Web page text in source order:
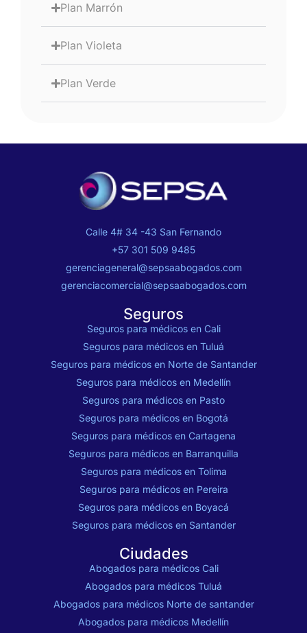
Plan Marrón
Plan Violeta
Plan Verde
Calle 4# 34 -43 San Fernando
+57 301 509 9485
gerenciageneral@sepsaabogados.com
gerenciacomercial@sepsaabogados.com
Seguros
Seguros para médicos en Cali
Seguros para médicos en Tuluá
Seguros para médicos en Norte de Santander
Seguros para médicos en Medellín
Seguros para médicos en Pasto
Seguros para médicos en Bogotá
Seguros para médicos en Cartagena
Seguros para médicos en Barranquilla
Seguros para médicos en Tolima
Seguros para médicos en Pereira
Seguros para médicos en Boyacá
Seguros para médicos en Santander
Ciudades
Abogados para médicos Cali
Abogados para médicos Tuluá
Abogados para médicos Norte de santander
Abogados para médicos Medellín